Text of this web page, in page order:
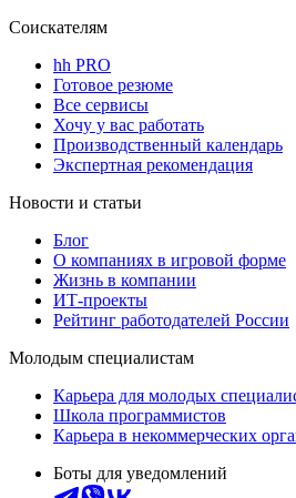
Соискателям
hh PRO
Готовое резюме
Все сервисы
Хочу у вас работать
Производственный календарь
Экспертная рекомендация
Новости и статьи
Блог
О компаниях в игровой форме
Жизнь в компании
ИТ-проекты
Рейтинг работодателей России
Молодым специалистам
Карьера для молодых
Школа программистов
Карьера в некоммерческих
Боты для уведомлений